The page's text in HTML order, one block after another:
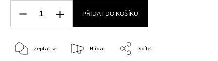
PŘIDAT DO KOŠÍKU
Zeptat se Hlídat Sdílet